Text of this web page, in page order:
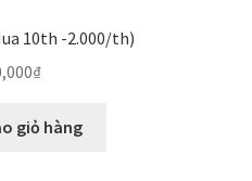
10th -2.000/th)
₫
giỏ hàng